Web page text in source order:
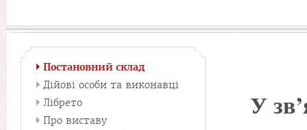
Постановний склад
Дійові особи та виконавці
Лібрето
Про виставу
У